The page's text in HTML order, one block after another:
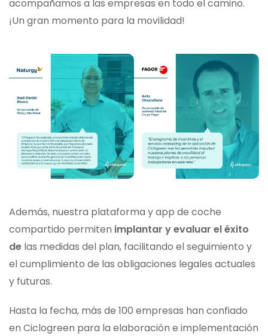
acompañamos a las empresas en todo el camino.
¡Un gran momento para la movilidad!
Además, nuestra plataforma y app de coche
compartido permiten implantar y evaluar el éxito
de las medidas del plan, facilitando el seguimiento y
el cumplimiento de las obligaciones legales actuales
y futuras.
Hasta la fecha, más de 100 empresas han confiado
en Ciclogreen para la elaboración e implementación